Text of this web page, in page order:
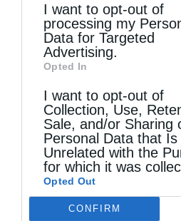
disclose it to other third
I want to opt-out of
processing my
Data for Targeted
Advertising.
Opted In
I want to opt-out of
Collection, Use,
Sale, and/or Sharing
Personal Data that Is
Unrelated with the
for which it was
Opted Out
CONFIRM
Κακό και εκδίκηση
Αυστραλίας στην Ιερά
Δημητριάδος Ιγνάτιος: «Ο
μέλλον μας» – Με
Βόλο η Μεταμόρφωση